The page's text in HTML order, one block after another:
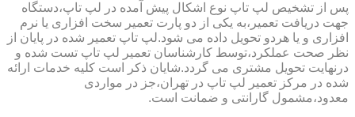
پس از تشخیص لپ تاپ نوع اشکال پیش آمده در لپ تاپ،دستگاه
جهت دریافت تعمیر،به یکی از دو پارت تعمیر سخت افزاری یا نرم
افزاری و یا هردو تحویل داده می شود.لپ تاپ تعمیر شده در پایان از
نظر صحت عملکرد،توسط کارشناسان تعمیر لپ تاپ تست شده و
درنهایت تحویل مشتری می گردد.شایان ذکر است کلیه خدمات ارائه
شده در مرکز تعمیر لپ تاپ در تهران،جز در مواردی
معدود،مشمول گارانتی و ضمانت است.